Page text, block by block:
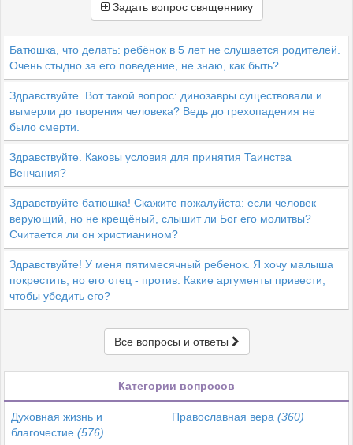
Задать вопрос священнику
Батюшка, что делать: ребёнок в 5 лет не слушается родителей.
Очень стыдно за его поведение, не знаю, как быть?
Здравствуйте. Вот такой вопрос: динозавры существовали и
вымерли до творения человека? Ведь до грехопадения не
было смерти.
Здравствуйте. Каковы условия для принятия Таинства
Венчания?
Здравствуйте батюшка! Скажите пожалуйста: если человек
верующий, но не крещёный, слышит ли Бог его молитвы?
Считается ли он христианином?
Здравствуйте! У меня пятимесячный ребенок. Я хочу малыша
покрестить, но его отец - против. Какие аргументы привести,
чтобы убедить его?
Все вопросы и ответы
Категории вопросов
Духовная жизнь и
благочестие (576)
Православная вера (360)